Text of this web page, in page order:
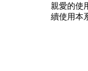
親愛的使
續使用本